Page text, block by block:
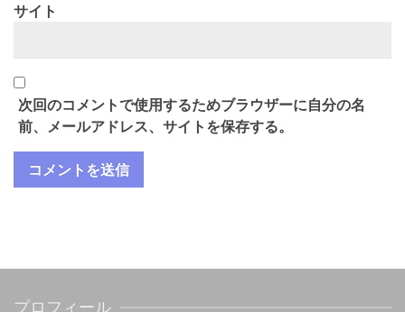
サイト
次回のコメントで使用するためブラウザーに自分の名
前、メールアドレス、サイトを保存する。
プロフィール